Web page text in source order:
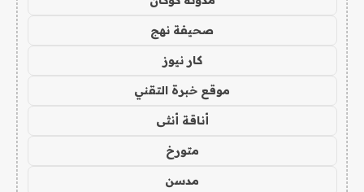
صحيفة نهج
كار نيوز
موقع خبرة التقني
أناقة أنثى
متورخ
مدسن